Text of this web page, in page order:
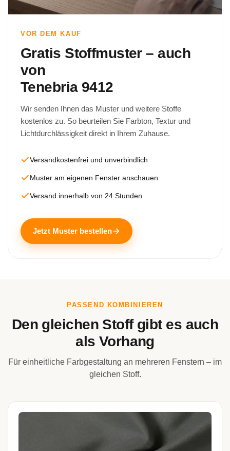
VOR DEM KAUF
Gratis Stoffmuster – auch
von
Tenebria 9412
Wir senden Ihnen das Muster und weitere Stoffe
kostenlos zu. So beurteilen Sie Farbton, Textur und
Lichtdurchlässigkeit direkt in Ihrem Zuhause.
Versandkostenfrei und unverbindlich
Muster am eigenen Fenster anschauen
Versand innerhalb von 24 Stunden
Jetzt Muster bestellen
PASSEND KOMBINIEREN
Den gleichen Stoff gibt es auch
als Vorhang
Für einheitliche Farbgestaltung an mehreren Fenstern – im
gleichen Stoff.